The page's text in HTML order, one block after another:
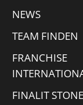
NEWS
TEAM FINDEN
FRANCHISE
FINALIT